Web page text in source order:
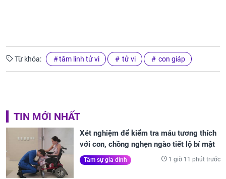
Từ khóa: tâm linh tử vi tử vi con giáp
TIN MỚI NHẤT
Xét nghiệm để kiểm tra máu tương thích
với con, chồng nghẹn ngào tiết lộ bí mật
Tâm sự gia đình 1 giờ 11 phút trước